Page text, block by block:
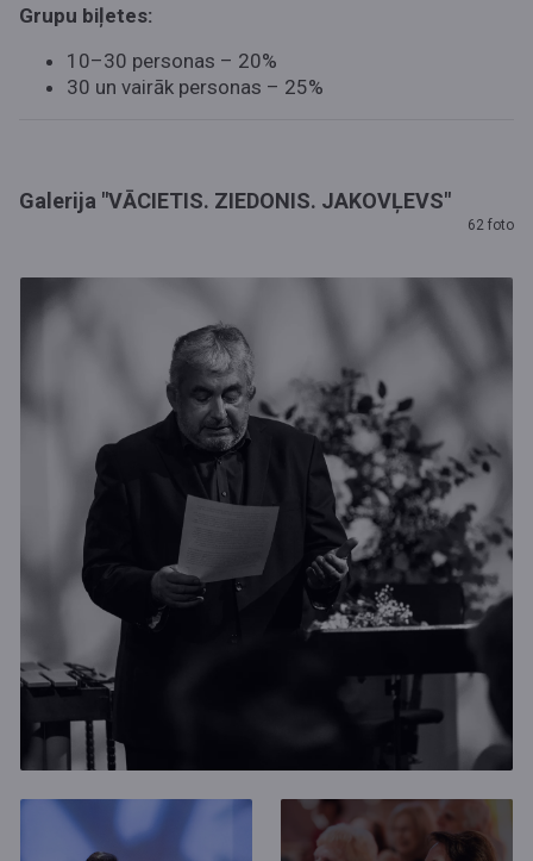
Grupu biļetes:
10–30 personas – 20%
30 un vairāk personas – 25%
Galerija "VĀCIETIS. ZIEDONIS. JAKOVĻEVS"
62 foto